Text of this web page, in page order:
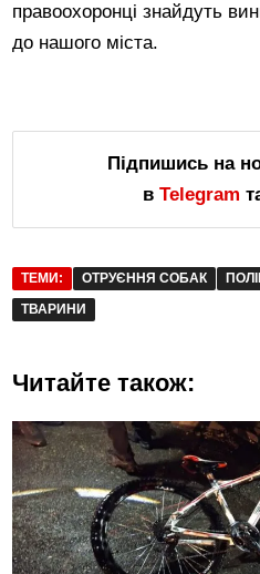
правоохоронці знайдуть
до нашого міста.
Підпишись на
в Telegram
ТЕМИ: ОТРУЄННЯ СОБАК
ТВАРИНИ
Читайте також: